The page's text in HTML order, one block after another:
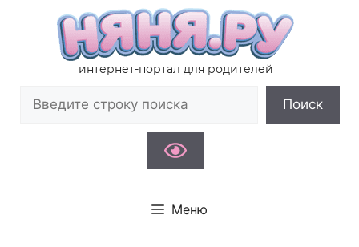
содержимому
интернет-портал для родителей
Поиск
Меню